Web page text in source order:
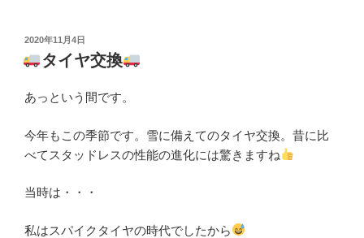
投
稿
日:
2020年11月4日
タイヤ交換
あっという間です。
今年もこの季節です。雪に備えてのタイヤ交換。昔に比
べてスタッドレスの性能の進化には驚きますね
当時は・・・
私はスパイクタイヤの時代でしたから